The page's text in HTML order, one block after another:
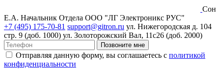
Сон
Е.А. Начальник Отдела ООО "ЛГ Электроникс РУС"
+7 (495) 175-70-81 support@gitron.ru ул. Нижегородская д. 104
стр. 9 (доб. 1000) ул. Золоторожский Вал, 11с26 (доб. 2000)
Позвоните мне
Отправляя данную форму, вы соглашаетесь с политикой
конфиденциальности